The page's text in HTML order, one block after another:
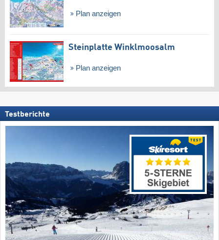
Plan anzeigen
Steinplatte Winklmoosalm
Plan anzeigen
Testberichte